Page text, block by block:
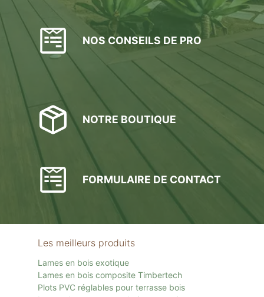
NOS CONSEILS DE PRO
NOTRE BOUTIQUE
FORMULAIRE DE CONTACT
Les meilleurs produits
Lames en bois exotique
Lames en bois composite Timbertech
Plots PVC réglables pour terrasse bois